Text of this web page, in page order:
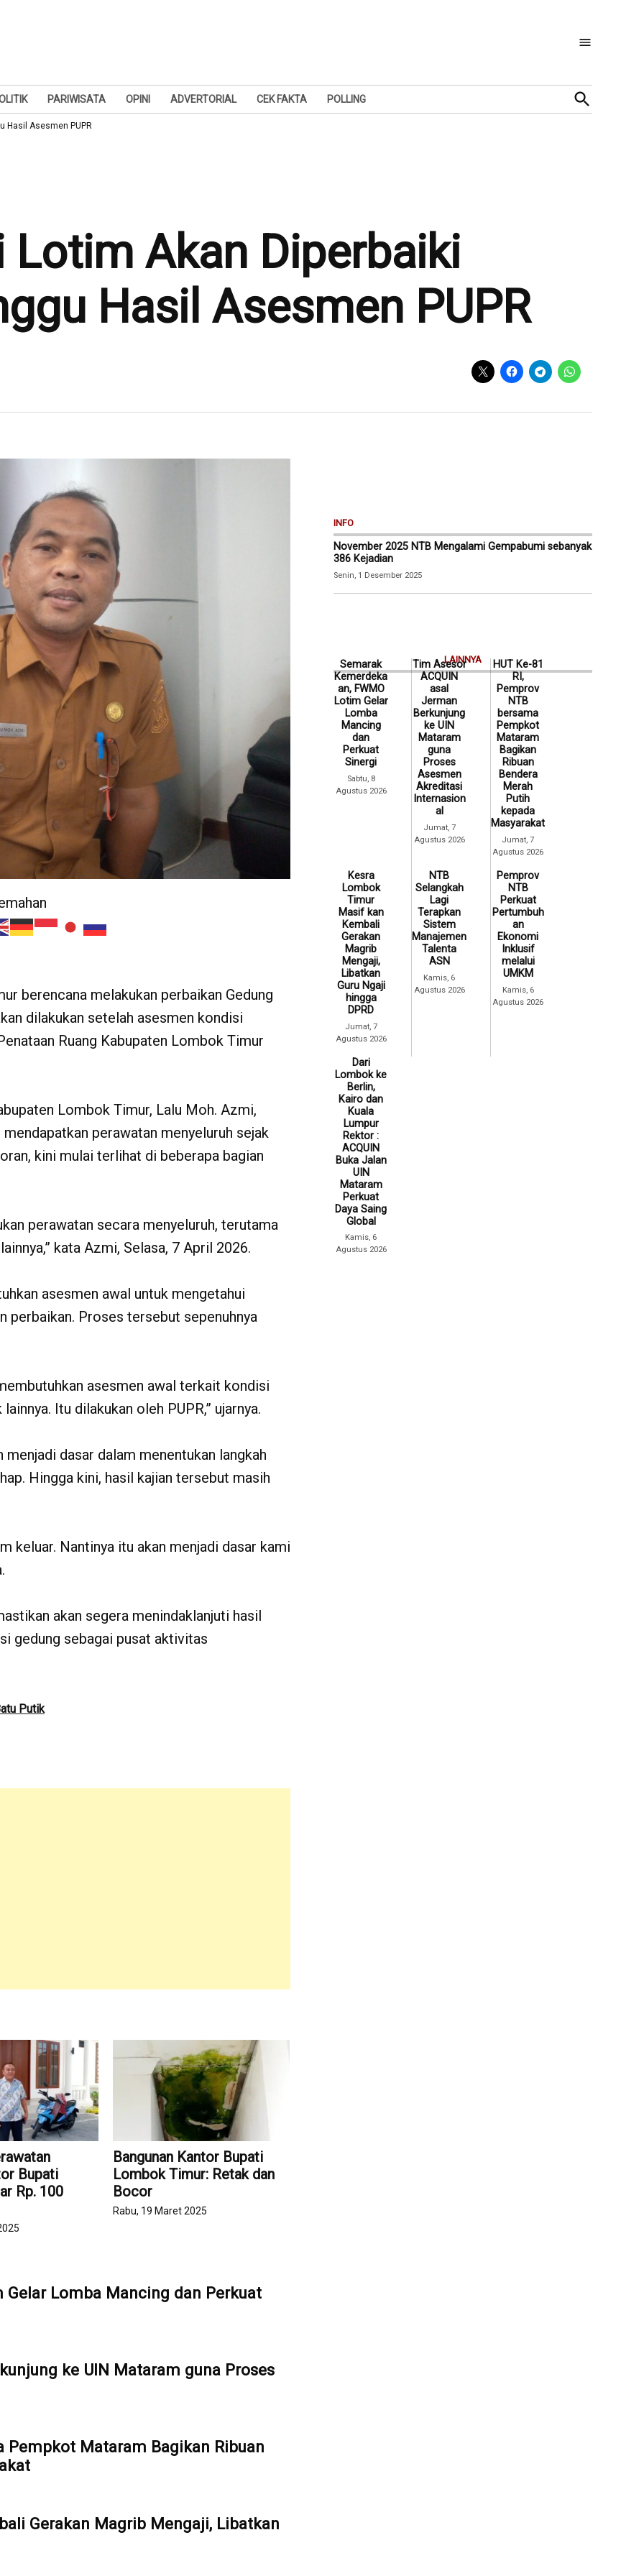
PARIWISATA OPINI ADVERTORIAL CEK FAKTA POLLING
Open
Search
Hasil Asesmen PUPR
Lotim Akan Diperbaiki
Hasil Asesmen PUPR
berencana melakukan perbaikan Gedung
dilakukan setelah asesmen kondisi
Ruang Kabupaten Lombok Timur
Lombok Timur, Lalu Moh. Azmi,
perawatan menyeluruh sejak
kini mulai terlihat di beberapa bagian
perawatan secara menyeluruh, terutama
kata Azmi, Selasa, 7 April 2026.
asesmen awal untuk mengetahui
perbaikan. Proses tersebut sepenuhnya
asesmen awal terkait kondisi
Itu dilakukan oleh PUPR,” ujarnya.
dasar dalam menentukan langkah
Hingga kini, hasil kajian tersebut masih
keluar. Nantinya itu akan menjadi dasar kami
akan segera menindaklanjuti hasil
gedung sebagai pusat aktivitas
Putik
Bupati
Rp. 100
Bangunan Kantor Bupati
Lombok Timur: Retak dan
Bocor
Rabu, 19 Maret 2025
Gelar Lomba Mancing dan Perkuat
ke UIN Mataram guna Proses
Pempkot Mataram Bagikan Ribuan
Gerakan Magrib Mengaji, Libatkan
INFO
November 2025 NTB Mengalami Gempabumi sebanyak
386 Kejadian
Senin, 1 Desember 2025
LAINNYA
Semarak
Kemerdeka
an, FWMO
Lotim Gelar
Lomba
Mancing
dan
Perkuat
Sinergi
Sabtu, 8
Agustus 2026
Tim Asesor
ACQUIN
asal
Jerman
Berkunjung
ke UIN
Mataram
guna
Proses
Asesmen
Akreditasi
Internasion
al
Jumat, 7
Agustus 2026
HUT Ke-81
RI,
Pemprov
NTB
bersama
Pempkot
Mataram
Bagikan
Ribuan
Bendera
Merah
Putih
kepada
Masyarakat
Jumat, 7
Agustus 2026
Kesra
Lombok
Timur
Masif kan
Kembali
Gerakan
Magrib
Mengaji,
Libatkan
Guru Ngaji
hingga
DPRD
Jumat, 7
Agustus 2026
NTB
Selangkah
Lagi
Terapkan
Sistem
Manajemen
Talenta
ASN
Kamis, 6
Agustus 2026
Pemprov
NTB
Perkuat
Pertumbuh
an
Ekonomi
Inklusif
melalui
UMKM
Kamis, 6
Agustus 2026
Dari
Lombok ke
Berlin,
Kairo dan
Kuala
Lumpur
Rektor :
ACQUIN
Buka Jalan
UIN
Mataram
Perkuat
Daya Saing
Global
Kamis, 6
Agustus 2026